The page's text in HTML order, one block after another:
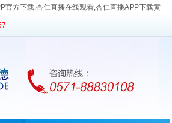
官方下载,杏仁直播在线观看,杏仁直播APP下载黄